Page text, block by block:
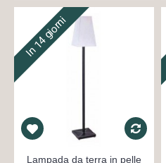
In 14 giorni
Lampada da terra in pelle